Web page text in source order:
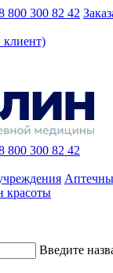
800 300 82 42
клиент)
800 300 82 42
красоты
Введите